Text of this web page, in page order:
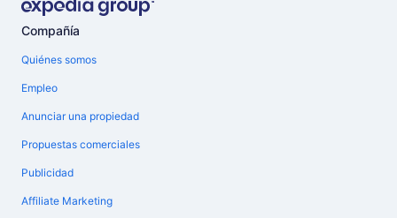
Compañía
Quiénes somos
Empleo
Anunciar una propiedad
Propuestas comerciales
Publicidad
Affiliate Marketing